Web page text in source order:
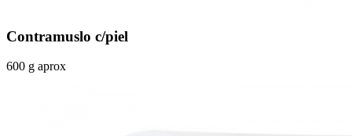
Contramuslo c/piel
600 g aprox